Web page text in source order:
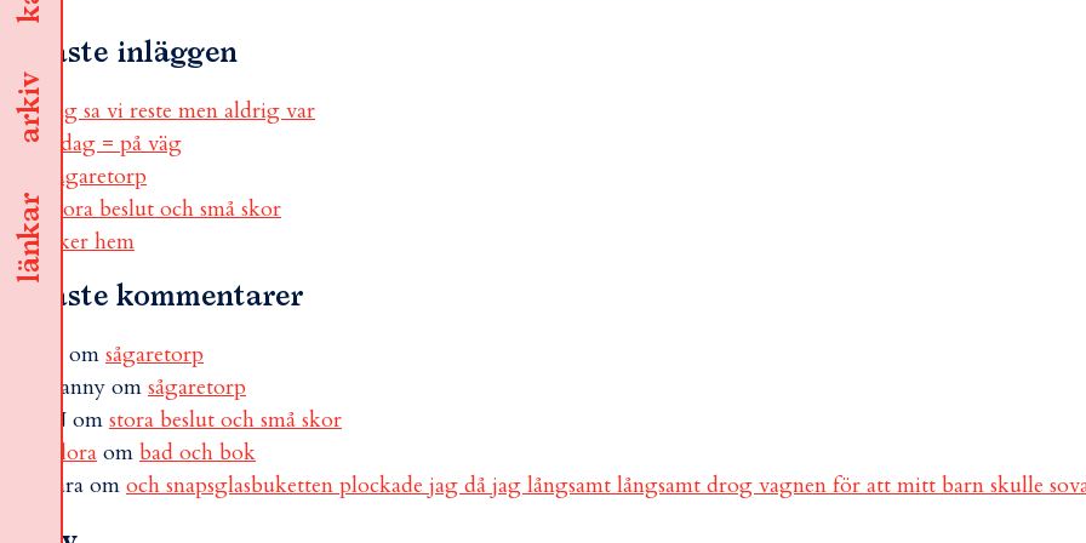
länkar
arkiv
Senaste inläggen
jag sa vi reste men aldrig var
i dag = på väg
sågaretorp
stora beslut och små skor
åker hem
Senaste kommentarer
om sågaretorp
Fanny om sågaretorp
N om stora beslut och små skor
Flora om bad och bok
sara om och snapsglasbuketten plockade jag då jag långsamt långsamt drog vagnen för att mitt barn skulle